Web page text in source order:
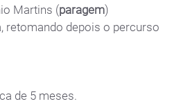
Martins (paragem)
retomando depois o percurso
de 5 meses.